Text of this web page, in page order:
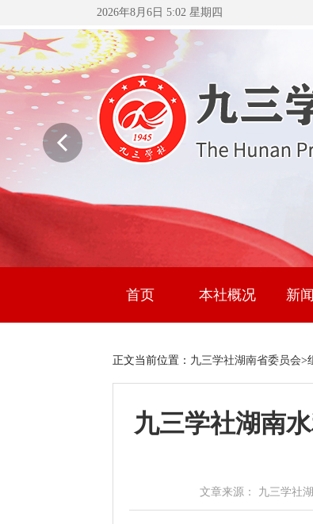
2026年8月6日 5:02 星期四
首页 本社概况 新
当前位置： 九三学社湖南省委员会>
正文
九三学社湖南
文章来源： 九三学社